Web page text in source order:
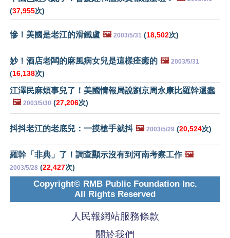
(37,955次)
慘！美國是老江的滑鐵盧 🖼️ 2003/5/31 (18,502次)
妙！酒店老闆的麻風病女兒是這樣痊癒的 🖼️ 2003/5/31
(16,138次)
江澤民麻煩事兒了！美國情報局說劉京周永康比羅幹還蠢
🖼️ 2003/5/30 (27,206次)
抖抖老江的老底兒：一摸槍手就抖 🖼️ 2003/5/29 (20,524次)
羅幹「非典」了！調查顯示沒有到河南考察工作 🖼️
2003/5/28 (22,427次)
Copyright© RMB Public Foundation Inc.
All Rights Reserved
人民報網站服務條款
關於我們